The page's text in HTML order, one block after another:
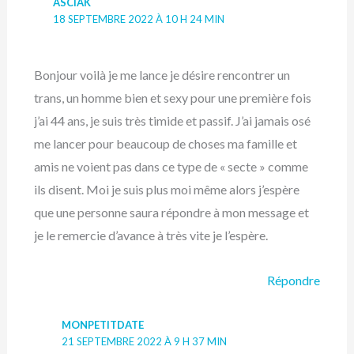
18 SEPTEMBRE 2022 À 10 H 24 MIN
Bonjour voilà je me lance je désire rencontrer un
trans, un homme bien et sexy pour une première fois
j’ai 44 ans, je suis très timide et passif. J’ai jamais osé
me lancer pour beaucoup de choses ma famille et
amis ne voient pas dans ce type de « secte » comme
ils disent. Moi je suis plus moi même alors j’espère
que une personne saura répondre à mon message et
je le remercie d’avance à très vite je l’espère.
Répondre
MONPETITDATE
21 SEPTEMBRE 2022 À 9 H 37 MIN